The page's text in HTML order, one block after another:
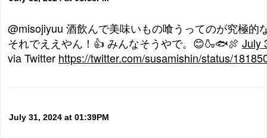
@misojiyuu 酒飲んで美味いもの喰うってのが究極的
それでええやん！👍 みんなそうやで。😊🍶🐟🍖 July
via Twitter https://twitter.com/susamishin/status/
July 31, 2024 at 01:39PM